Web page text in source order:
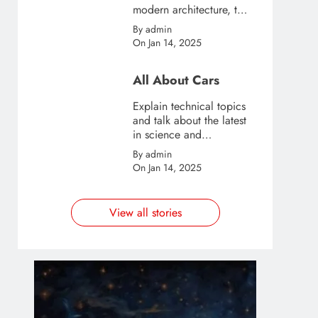
modern architecture, this
template is great for
creating stories about
urban and city tourism.
By admin
On Jan 14, 2025
All About Cars
Explain technical topics
and talk about the latest
in science and
technology with this
clean and futuristic
template.
By admin
On Jan 14, 2025
View all stories